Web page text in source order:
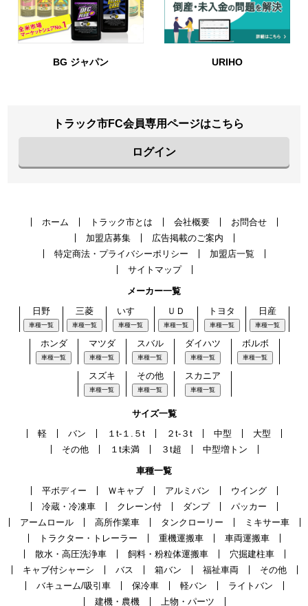
BG ジャパン URIHO
トラック市FC会員専用ページはこちら
ログイン
ホーム トラック市とは 会社概要
お問合せ
加盟店募集
広告掲載のご案内
特定商法・プライバシーポリシー
加盟店一覧
サイトマップ
メーカー一覧
日野
車種一覧
三菱
車種一覧
いすゞ
車種一覧
ＵＤ
車種一覧
トヨタ
車種一覧
日産
車種一覧
ホンダ
車種一覧
マツダ
車種一覧
スバル
車種一覧
ダイハツ
車種一覧
ボルボ
車種一覧
スズキ
車種一覧
その他
車種一覧
スカニア
車種一覧
サイズ一覧
軽
バン １t-１.５t ２t-３t 中型
大型
その他
１t未満 ３t超 中型増トン
車種一覧
平ボディー
Ｗキャブ アルミバン
ウイング
冷蔵・冷凍車
クレーン付 ダンプ
パッカー
アームロール
高所作業車 タンクローリー
ミキサー車
トラクター・トレーラー
重機運搬車
車両運搬車
散水・高圧洗浄車
飼料・粉粒体運搬車
穴掘建柱車
キャブ付シャーシ
バス 箱バン 福祉車両
その他
バキューム/吸引車
保冷車 軽バン
ライトバン
建機・農機
上物・パーツ